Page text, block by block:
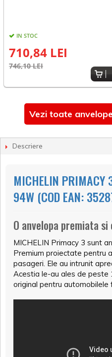
IN STOC
710,84 LEI
746,10 LEI
Vezi toate
Descriere
MICHELIN PRIMACY
94W (COD EAN:
O anvelopa premiata
MICHELIN Primacy 3 sunt
Premium proiectate pentru
pasageri. Ele au intrunit
Acestia le-au ales de peste
original pentru automobilele